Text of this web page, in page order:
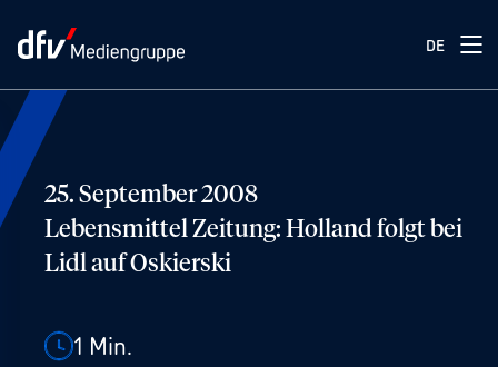
DE
25. September 2008
Lebensmittel Zeitung: Holland folgt bei
Lidl auf Oskierski
1 Min.